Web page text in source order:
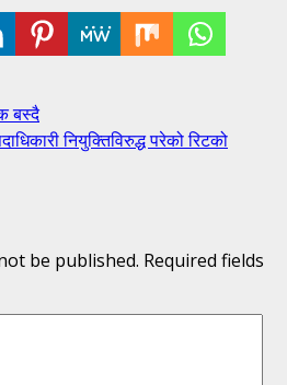
बस्दै
नियुक्तिविरुद्ध परेको रिटको
be published. Required fields